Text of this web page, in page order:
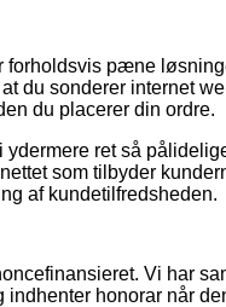
forholdsvis pæne
du sonderer internet
du placerer din ordre.
ydermere ret så
som tilbyder
af kundetilfredsheden.
Vi har
indhenter honorar når